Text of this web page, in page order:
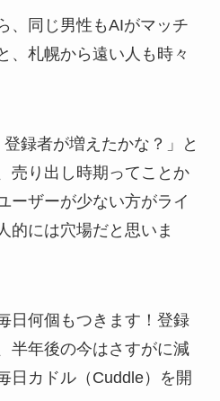
、同じ男性もAIがマッチ
、札幌から遠い人も時々
録者が増えたかな？」と
売り出し時期ってことか
ーザーが少ない方がライ
的には穴場だと思いま
日何個もつきます！登録
半年後の今はさすがに減
日カドル（Cuddle）を開